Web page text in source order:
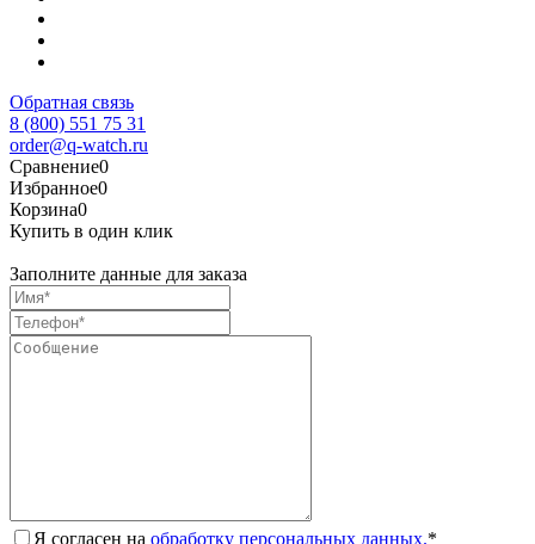
Обратная связь
8 (800) 551 75 31
order@q-watch.ru
Сравнение0
Избранное0
Корзина0
Купить в один клик
Заполните данные для заказа
Я согласен на обработку персональных данных.*